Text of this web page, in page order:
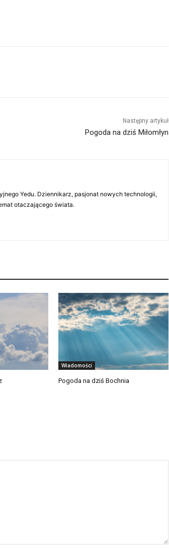
Następny artykuł
Pogoda na dziś Miłomłyn
Yedu. Dziennikarz, pasjonat nowych technologii,
otaczającego świata.
Wiadomości
Pogoda na dziś Bochnia